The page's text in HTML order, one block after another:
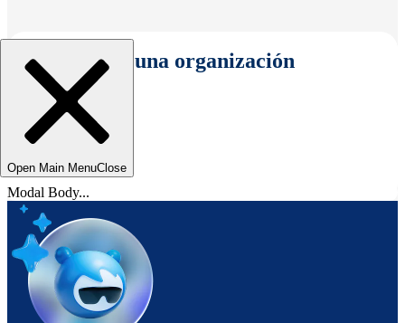
Seleccionar una organización
Open Main MenuClose
Modal Body...